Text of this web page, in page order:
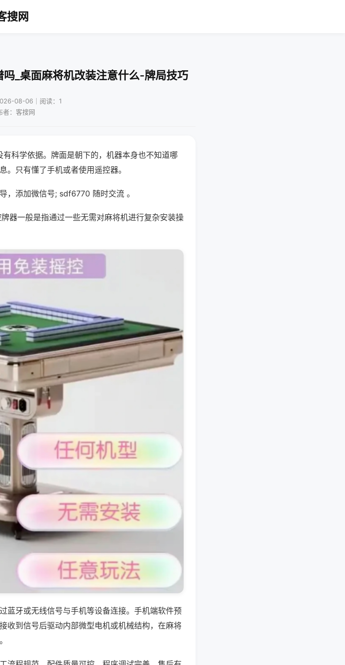
搜网
_桌面麻将机改装注意什么-牌局技巧
08-06｜阅读：1
者：客搜网
科学依据。牌面是朝下的，机器本身也不知道哪
。只有懂了手机或者使用遥控器。
，添加微信号; sdf6770 随时交流 。
器一般是指通过一些无需对麻将机进行复杂安装操
蓝牙或无线信号与手机等设备连接。手机端软件预
收到信号后驱动内部微型电机或机械结构，在麻将